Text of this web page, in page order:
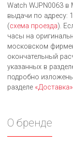
Watch WJPN0063
выдачи по адресу:
(схема проезда).
часы на
московском
окончательный
указанных в
подробно
разделе «Доставка»
О бренде